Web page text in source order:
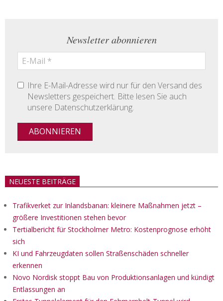
Newsletter abonnieren
Ihre E-Mail-Adresse wird nur für den Versand des
Newsletters gespeichert. Bitte lesen Sie auch
unsere Datenschutzerklärung.
NEUESTE BEITRÄGE
Trafikverket zur Inlandsbanan: kleinere Maßnahmen jetzt –
größere Investitionen stehen bevor
Tertialbericht für Stockholmer Metro: Kostenprognose erhöht
sich
KI und Fahrzeugdaten sollen Straßenschäden schneller
erkennen
Novo Nordisk stoppt Bau von Produktionsanlagen und kündigt
Entlassungen an